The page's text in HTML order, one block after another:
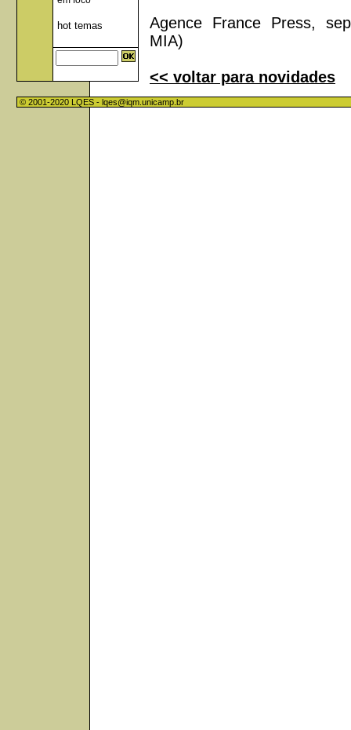
hot temas
Agence France Press,
MIA)
<< voltar para novidades
© 2001-2020 LQES - lqes@iqm.unicamp.br